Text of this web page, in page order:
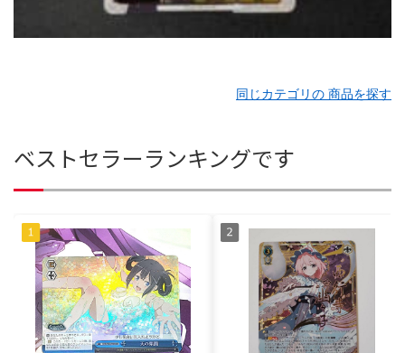
同じカテゴリの 商品を探す
ベストセラーランキングです